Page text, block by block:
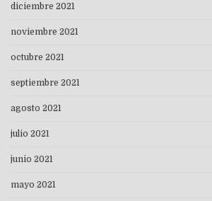
diciembre 2021
noviembre 2021
octubre 2021
septiembre 2021
agosto 2021
julio 2021
junio 2021
mayo 2021